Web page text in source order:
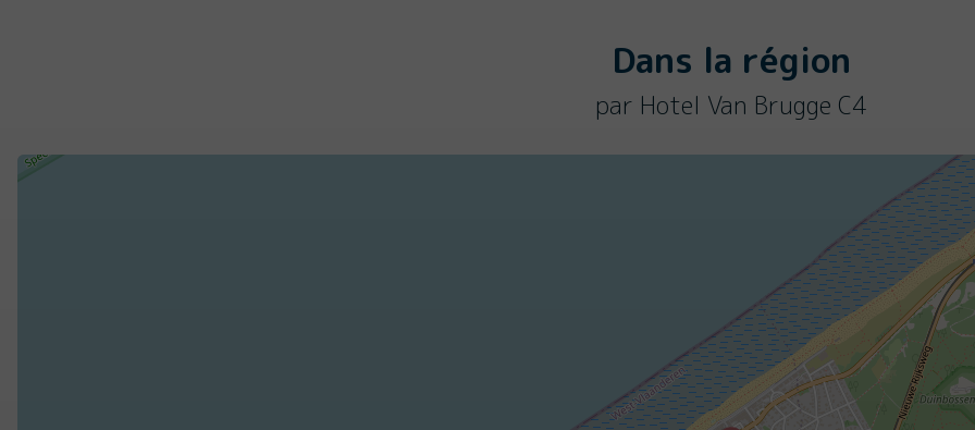
Dans la région
par Hotel Van Brugge C4